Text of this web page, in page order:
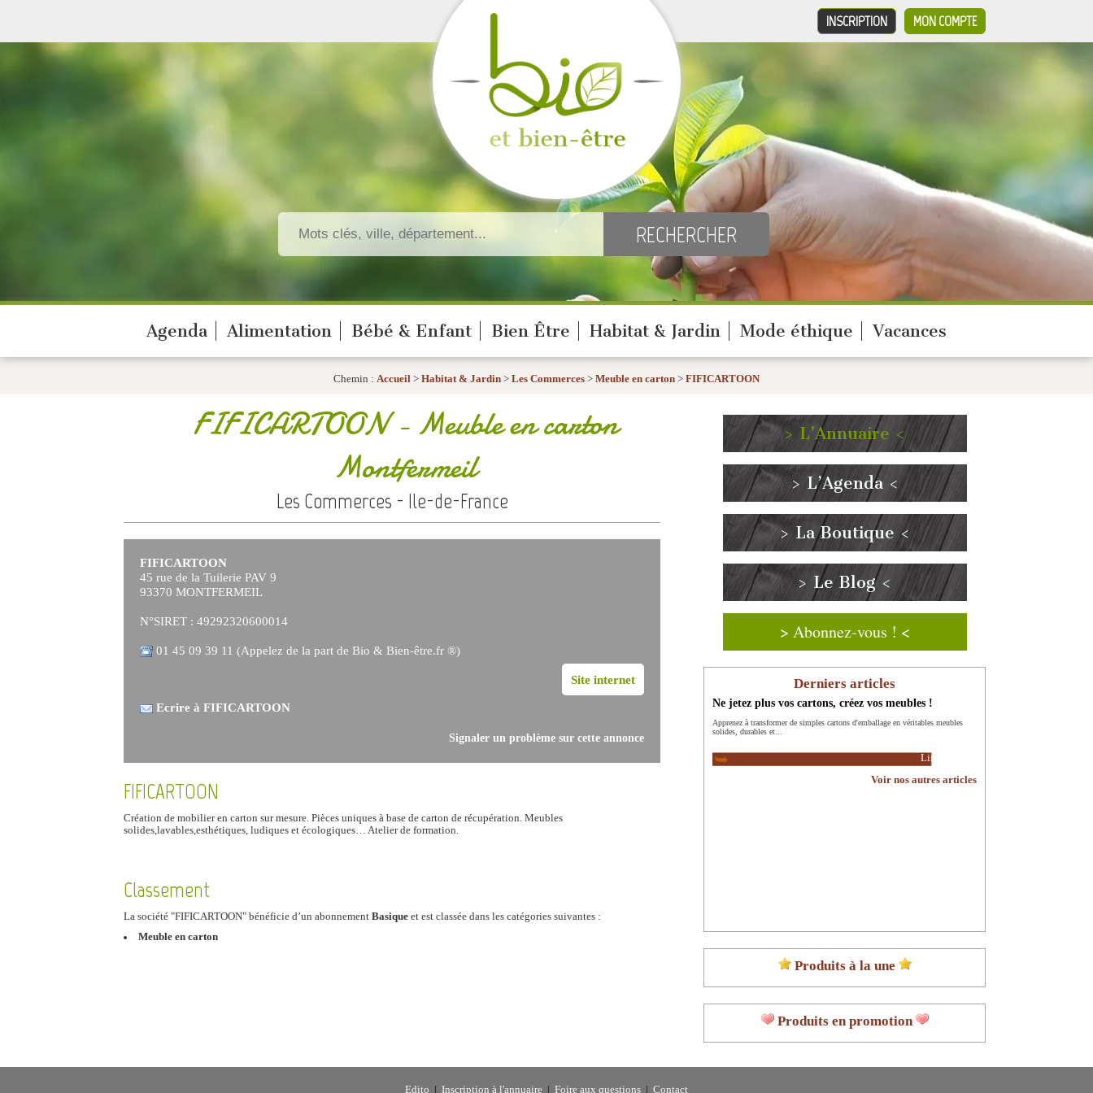
MON COMPTE
INSCRIPTION
Agenda Alimentation Bébé & Enfant Bien Être Habitat & Jardin Mode éthique Vacances
Chemin : Accueil > Habitat & Jardin > Les Commerces > Meuble en carton > FIFICARTOON
FIFICARTOON- Meuble en carton
Montfermeil
Les Commerces - Ile-de-France
FIFICARTOON
45 rue de la Tuilerie PAV 9
93370 MONTFERMEIL
N°SIRET : 49292320600014
01 45 09 39 11 (Appelez de la part de Bio & Bien-être.fr ®)
Site internet
Ecrire à FIFICARTOON
Signaler un problème sur cette annonce
FIFICARTOON
Création de mobilier en carton sur mesure. Pièces uniques à base de carton de récupération. Meubles
solides,lavables,esthétiques, ludiques et écologiques… Atelier de formation.
Classement
La société "FIFICARTOON" bénéficie d’un abonnement Basique et est classée dans les catégories suivantes :
Meuble en carton
> L’Annuaire <
> L’Agenda <
> La Boutique <
> Le Blog <
> Abonnez-vous ! <
Derniers articles
Ne jetez plus vos cartons, créez vos meubles !
Apprenez à transformer de simples cartons d'emballage en véritables meubles
solides, durables et...
Lire la suite
Voir nos autres articles
Produits à la une
Produits en promotion
Edito Inscription à l'annuaire Foire aux questions Contact